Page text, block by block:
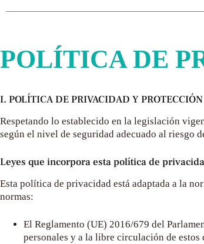
POLÍTICA DE
I. POLÍTICA DE PRIVACIDAD Y
Respetando lo establecido en la legislación
según el nivel de seguridad adecuado al riesgo
Leyes que incorpora esta política de
Esta política de privacidad está adaptada a la
normas:
El Reglamento (UE) 2016/679 del
personales y a la libre circulación de estos